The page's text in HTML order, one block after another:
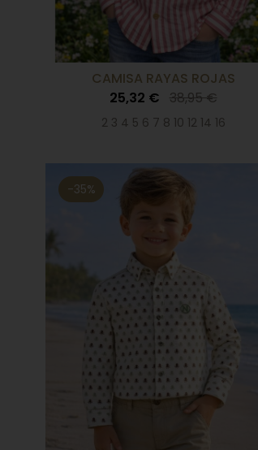
CAMISA RAYAS ROJAS
25,32 € 38,95 €
2 3 4 5 6 7 8 10 12 14 16
-35%